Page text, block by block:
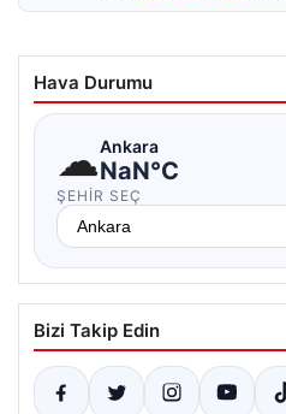
Hava Durumu
☁Ankara
NaN°C
ŞEHIR SEÇ
Bizi Takip Edin